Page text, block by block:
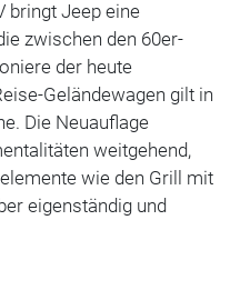
bringt Jeep eine
zwischen den 60er-
der heute
Geländewagen gilt in
Die Neuauflage
weitgehend,
wie den Grill mit
eigenständig und